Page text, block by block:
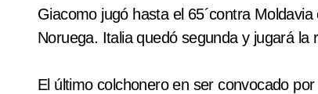
Giacomo jugó hasta el 65´contra
Noruega. Italia quedó segunda y jugará
El último colchonero en ser convocado